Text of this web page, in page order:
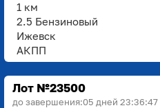
1 км
2.5 Бензиновый
Ижевск
АКПП
Лот №23500
до завершения:05 дней 23:36:45